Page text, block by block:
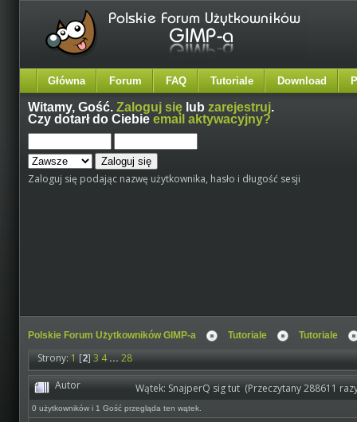
Główna Forum FAQ Tutoriale Download
Witamy, Gość. Zaloguj się lub zarejestruj.
Czy dotarł do Ciebie email aktywacyjny?
Zaloguj się podając nazwę użytkownika, hasło i długość sesji
Polskie Forum Użytkowników GIMP-a Tutoriale Tutoriale
Strony:1[2]34...28
Autor
Wątek: SnajperQ sig tut (Przeczytany 288611
0 użytkowników i 1 Gość przegląda ten wątek.